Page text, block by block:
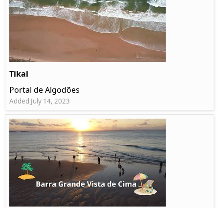
Tikal
Portal de Algodões
Added July 14, 2023